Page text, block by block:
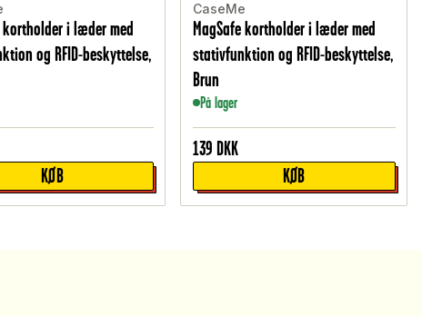
kortholder i læder med
og RFID-beskyttelse,
KØB
CaseMe
MagSafe kortholder i læder med
stativfunktion og RFID-beskyttelse,
Brun
På lager
139 DKK
KØB